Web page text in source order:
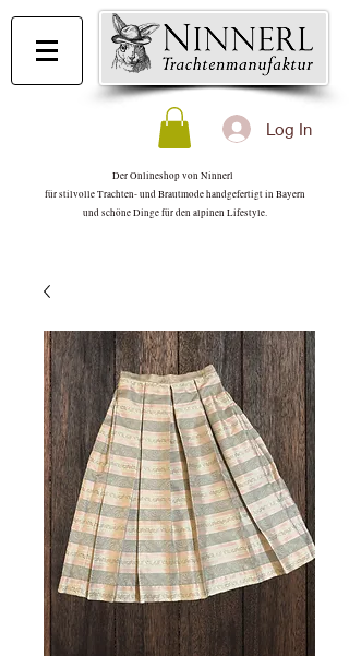
Log In
Der Onlineshop von Ninnerl
für stilvolle Trachten- und Brautmode handgefertigt in Bayern
und schöne Dinge für den alpinen Lifestyle.